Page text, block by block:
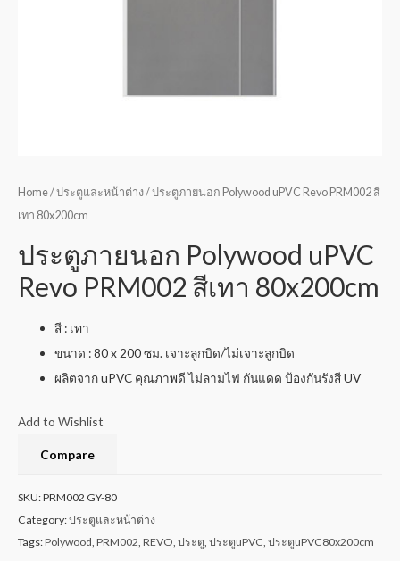
Home/ประตูและหน้าต่าง/ ประตูภายนอก Polywood uPVC Revo PRM002 สี
เทา 80x200cm
ประตูภายนอก Polywood uPVC
Revo PRM002 สีเทา 80x200cm
สี : เทา
ขนาด : 80 x 200 ซม. เจาะลูกบิด/ไม่เจาะลูกบิด
ผลิตจาก uPVC คุณภาพดี ไม่ลามไฟ กันแดด ป้องกันรังสี UV
Add to Wishlist
Compare
SKU:PRM002 GY-80
Category:ประตูและหน้าต่าง
Tags:Polywood, PRM002, REVO, ประตู, ประตูuPVC, ประตูuPVC80x200cm